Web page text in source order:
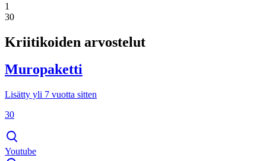
1
30
Kriitikoiden arvostelut
Muropaketti
Lisätty yli 7 vuotta sitten
30
Youtube